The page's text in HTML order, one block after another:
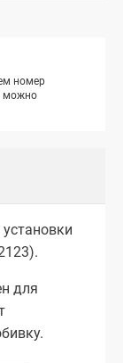
номер
можно
для